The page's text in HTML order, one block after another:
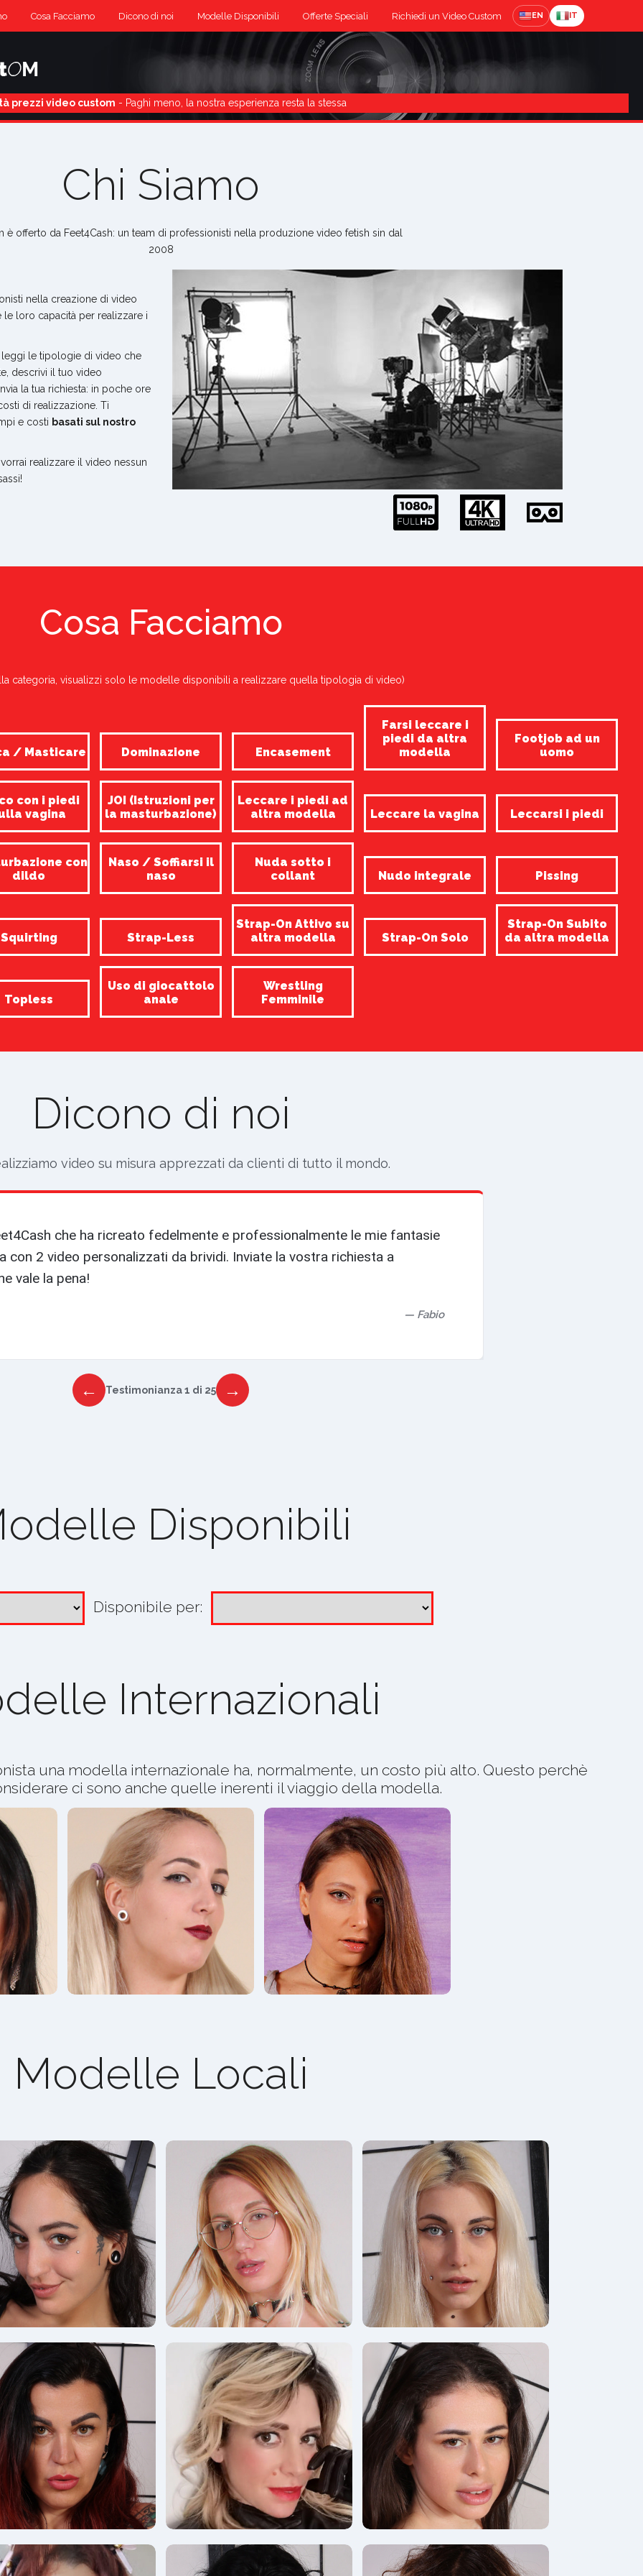
Cosa Facciamo Dicono di noi Modelle Disponibili Offerte Speciali Richiedi un Video Custom EN IT
prezzi video custom - Paghi meno, la nostra esperienza resta la stessa
Chi Siamo
è offerto da Feet4Cash: un team di professionisti nella produzione video fetish sin dal
2008
nella creazione di video
loro capacità per realizzare i
le tipologie di video che
descrivi il tuo video
la tua richiesta: in poche ore
di realizzazione. Ti
e costi basati sul nostro
realizzare il video nessun
Cosa Facciamo
categoria, visualizzi solo le modelle disponibili a realizzare quella tipologia di video)
/ Masticare Dominazione Encasement
Farsi leccare i
piedi da altra
modella
Footjob ad un
uomo
con i piedi
vagina
JOI (Istruzioni per
la masturbazione)
Leccare i piedi ad
altra modella
Leccare la vagina Leccarsi i piedi
con
dildo
Naso / Soffiarsi il
naso
Nuda sotto i
collant
Nudo integrale Pissing
Squirting Strap-Less
Strap-On Attivo su
altra modella
Strap-On Solo
Strap-On Subito
da altra modella
Topless
Uso di giocattolo
anale
Wrestling
Femminile
Dicono di noi
video su misura apprezzati da clienti di tutto il mondo.
che ha ricreato fedelmente e professionalmente le mie fantasie
con 2 video personalizzati da brividi. Inviate la vostra richiesta a
vale la pena!
Fabio
← Testimonianza 1 di 25 →
Disponibili
Disponibile per:
Internazionali
una modella internazionale ha, normalmente, un costo più alto. Questo perchè
ci sono anche quelle inerenti il viaggio della modella.
Modelle Locali